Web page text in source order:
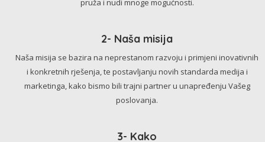
pruža i nudi mnoge mogućnosti.
2- Naša misija
Naša misija se bazira na neprestanom razvoju i primjeni inovativnih
i konkretnih rješenja, te postavljanju novih standarda medija i
marketinga, kako bismo bili trajni partner u unapređenju Vašeg
poslovanja.
3- Kako